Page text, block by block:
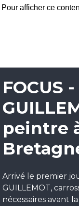
Pour afficher ce
FOCUS
peintre
Arrivé le premier
GUILLEMOT,
nécessaires avant